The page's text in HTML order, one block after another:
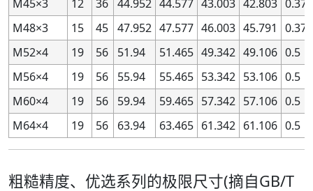
2.8
0.8 5G +124 +24 +184
2.8
5.6 0.8 5H +100 0 +160
0
2.8
5.6 0.8 — — — —
—
2.8
5.6 0.8 — — — —
—
2.8
5.6 0.8 — — — —
—
2.8
0.8 6G +149 +24 +224
2.8
5.6 0.8 6H +125 0 +200
0
2.8
5.6 0.8 — — — —
2.8
0.8 5G +124 +24 +184
2.8
5.6 0.8 5H +100 0 +160
0
2.8
5.6 0.8 — — — —
—
2.8
5.6 0.8 — — — —
—
2.8
5.6 0.8 — — — —
—
2.8
0.8 6G +149 +24 +224
2.8
5.6 0.8 6H +125 0 +200
0
2.8
5.6 0.8 — — — —
M45×3
12 36 44.952 44.577 43.003 42.803 0.375
M48×3
15 45 47.952 47.577 46.003 45.791
0.375
M52×4
19 56 51.94 51.465 49.342 49.106 0.5
M56×4
19 56 55.94 55.465 53.342 53.106 0.5
M60×4
19 56 59.94 59.465 57.342 57.106 0.5
M64×4
19 56 63.94 63.465 61.342 61.106 0.5
粗糙精度、优选系列的极限尺寸(摘自GB/T